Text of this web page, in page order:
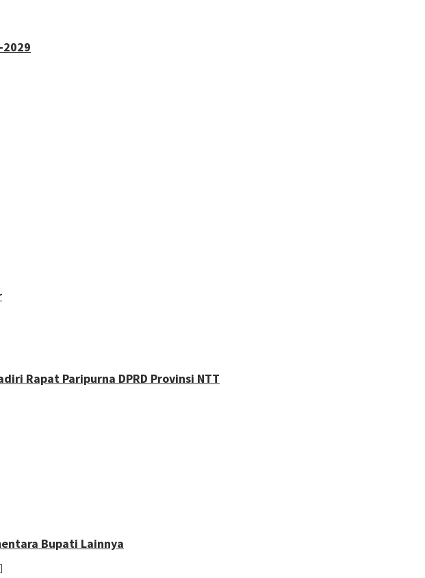
2029
Rapat Paripurna DPRD Provinsi NTT
Bupati Lainnya